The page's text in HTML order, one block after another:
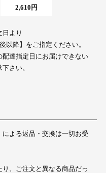
2,610円
より
以降】をご指定ください。
配達指定日にお届けできない
さい。
よる返品・交換は一切お受
、ご注文と異なる商品だっ